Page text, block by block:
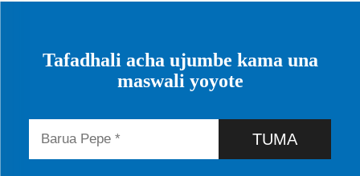
Tafadhali acha ujumbe kama una
maswali yoyote
TUMA